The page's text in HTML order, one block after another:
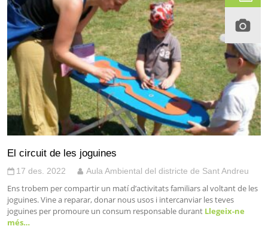
El circuit de les joguines
17 des. 2022 Aula Ambiental del districte de Sant Andreu
Ens trobem per compartir un matí d’activitats familiars al voltant de les
joguines. Vine a reparar, donar nous usos i intercanviar les teves
joguines per promoure un consum responsable durant Llegeix-ne
més…